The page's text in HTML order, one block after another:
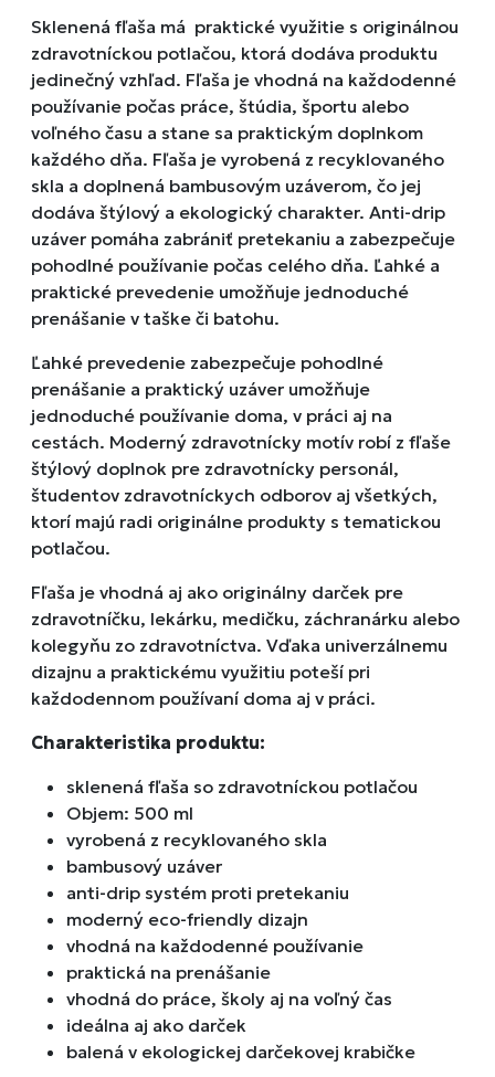
Sklenená fľaša má praktické využitie s originálnou
zdravotníckou potlačou, ktorá dodáva produktu
jedinečný vzhľad. Fľaša je vhodná na každodenné
používanie počas práce, štúdia, športu alebo
voľného času a stane sa praktickým doplnkom
každého dňa. Fľaša je vyrobená z recyklovaného
skla a doplnená bambusovým uzáverom, čo jej
dodáva štýlový a ekologický charakter. Anti-drip
uzáver pomáha zabrániť pretekaniu a zabezpečuje
pohodlné používanie počas celého dňa. Ľahké a
praktické prevedenie umožňuje jednoduché
prenášanie v taške či batohu.
Ľahké prevedenie zabezpečuje pohodlné
prenášanie a praktický uzáver umožňuje
jednoduché používanie doma, v práci aj na
cestách. Moderný zdravotnícky motív robí z fľaše
štýlový doplnok pre zdravotnícky personál,
študentov zdravotníckych odborov aj všetkých,
ktorí majú radi originálne produkty s tematickou
potlačou.
Fľaša je vhodná aj ako originálny darček pre
zdravotníčku, lekárku, medičku, záchranárku alebo
kolegyňu zo zdravotníctva. Vďaka univerzálnemu
dizajnu a praktickému využitiu poteší pri
každodennom používaní doma aj v práci.
Charakteristika produktu:
sklenená fľaša so zdravotníckou potlačou
Objem: 500 ml
vyrobená z recyklovaného skla
bambusový uzáver
anti-drip systém proti pretekaniu
moderný eco-friendly dizajn
vhodná na každodenné používanie
praktická na prenášanie
vhodná do práce, školy aj na voľný čas
ideálna aj ako darček
balená v ekologickej darčekovej krabičke